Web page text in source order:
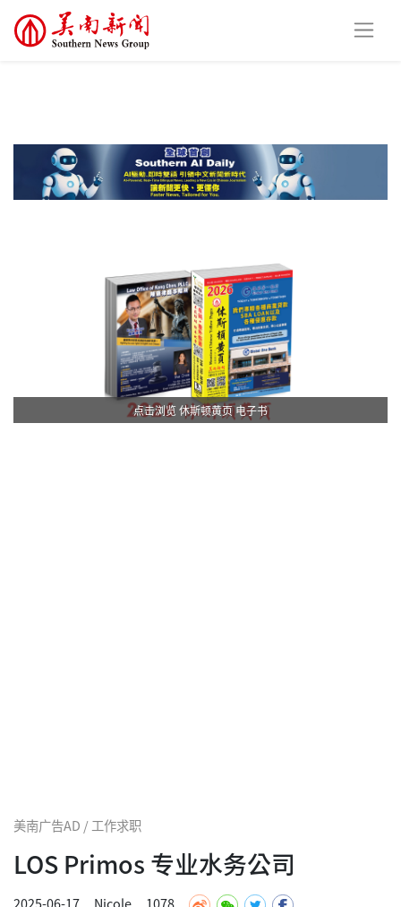
点击浏览 休斯顿黄页 电子书
美南广告AD / 工作求职
LOS Primos 专业水务公司
2025-06-17 Nicole 1078